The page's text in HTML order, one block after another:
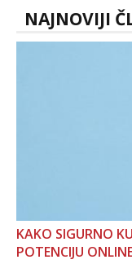
NAJNOVIJI
KAKO SIGURNO
POTENCIJU